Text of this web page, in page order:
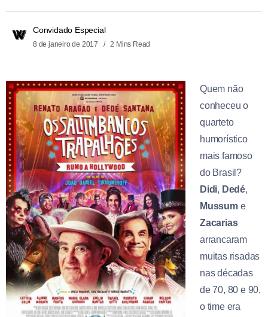
Convidado Especial
8 de janeiro de 2017 2 Mins Read
Quem não
conheceu o
quarteto
humorístico
mais famoso
do Brasil?
Didi, Dedé,
Mussume
Zacarias
arrancaram
muitas risadas
nas décadas
de 70, 80 e 90,
o time era